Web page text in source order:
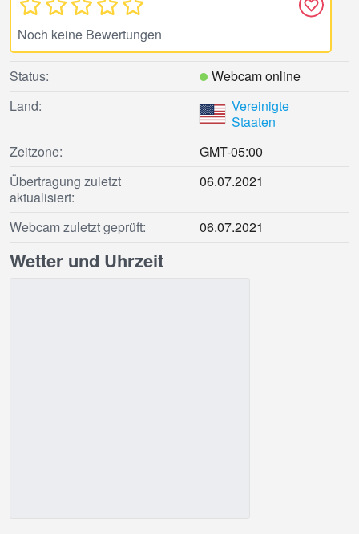
Noch keine Bewertungen
Status:
Webcam online
Land:
Vereinigte
Staaten
Zeitzone:
GMT-05:00
Übertragung zuletzt
aktualisiert:
06.07.2021
Webcam zuletzt geprüft: 06.07.2021
Wetter und Uhrzeit